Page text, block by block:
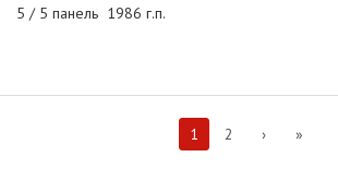
1 2 › »